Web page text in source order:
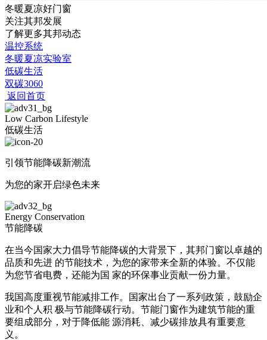
冬暖夏凉好门窗
关注其邦发展
了解更多其邦动态
温控系统
冬暖夏凉实验室
低碳生活
双碳3060
返回首页
Low Carbon Lifestyle
低碳生活
引领节能降碳新潮流
为您的家开启绿色未来
Energy Conservation
节能降碳
在当今国家大力倡导节能降碳的大背景下，其邦门窗以卓越的
品质和先进 的节能技术，为您的家带来全新的体验。不仅能
为您节省电费，还能为国 家的环保事业贡献一份力量。
我国高度重视节能减排工作。国家出台了一系列政策，鼓励企
业和个人积 极与节能降碳行动。节能门窗作为建筑节能的重
要组成部分，对于降低能 源消耗、减少碳排放具有重要意
义。